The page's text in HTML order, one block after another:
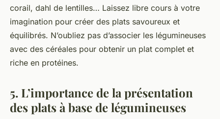
corail, dahl de lentilles… Laissez libre cours à votre
imagination pour créer des plats savoureux et
équilibrés. N’oubliez pas d’associer les légumineuses
avec des céréales pour obtenir un plat complet et
riche en protéines.
5. L’importance de la présentation
des plats à base de légumineuses